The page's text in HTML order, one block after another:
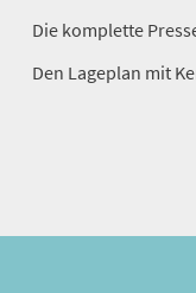
Die komplette
Den Lageplan mit